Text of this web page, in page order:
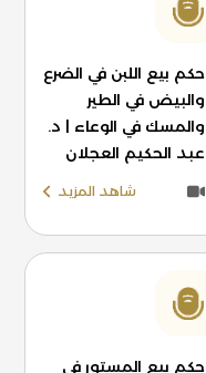
حكم بيع اللبن في الضرع
والبيض في الطير
والمسك في الوعاء | د.
عبد الحكيم العجلان
شاهد المزيد
حكم بيع المستور في